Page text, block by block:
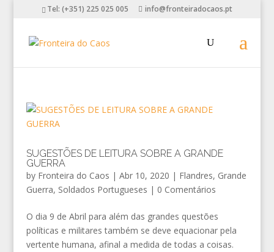
Tel: (+351) 225 025 005 info@fronteiradocaos.pt
SUGESTÕES DE LEITURA SOBRE A GRANDE
GUERRA
by Fronteira do Caos | Abr 10, 2020 | Flandres, Grande
Guerra, Soldados Portugueses | 0 Comentários
O dia 9 de Abril para além das grandes questões
políticas e militares também se deve equacionar pela
vertente humana, afinal a medida de todas a coisas.